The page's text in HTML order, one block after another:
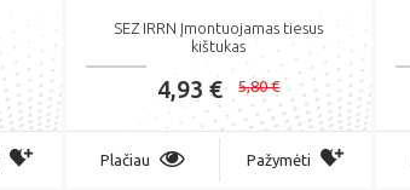
SEZ IRRN Įmontuojamas tiesus
kištukas
4,93 € 5,80 €
Plačiau Pažymėti